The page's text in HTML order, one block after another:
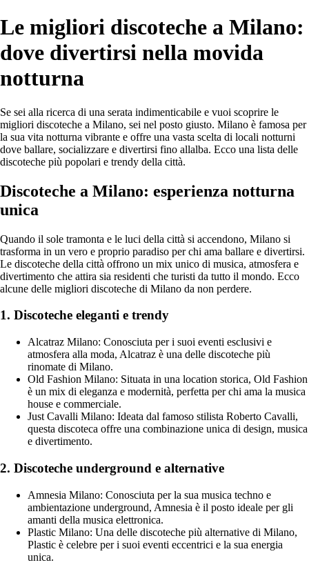
Le migliori discoteche a Milano:
dove divertirsi nella movida
notturna
Se sei alla ricerca di una serata indimenticabile e vuoi scoprire le
migliori discoteche a Milano, sei nel posto giusto. Milano è famosa per
la sua vita notturna vibrante e offre una vasta scelta di locali notturni
dove ballare, socializzare e divertirsi fino allalba. Ecco una lista delle
discoteche più popolari e trendy della città.
Discoteche a Milano: esperienza notturna
unica
Quando il sole tramonta e le luci della città si accendono, Milano si
trasforma in un vero e proprio paradiso per chi ama ballare e divertirsi.
Le discoteche della città offrono un mix unico di musica, atmosfera e
divertimento che attira sia residenti che turisti da tutto il mondo. Ecco
alcune delle migliori discoteche di Milano da non perdere.
1. Discoteche eleganti e trendy
Alcatraz Milano: Conosciuta per i suoi eventi esclusivi e
atmosfera alla moda, Alcatraz è una delle discoteche più
rinomate di Milano.
Old Fashion Milano: Situata in una location storica, Old Fashion
è un mix di eleganza e modernità, perfetta per chi ama la musica
house e commerciale.
Just Cavalli Milano: Ideata dal famoso stilista Roberto Cavalli,
questa discoteca offre una combinazione unica di design, musica
e divertimento.
2. Discoteche underground e alternative
Amnesia Milano: Conosciuta per la sua musica techno e
ambientazione underground, Amnesia è il posto ideale per gli
amanti della musica elettronica.
Plastic Milano: Una delle discoteche più alternative di Milano,
Plastic è celebre per i suoi eventi eccentrici e la sua energia
unica.